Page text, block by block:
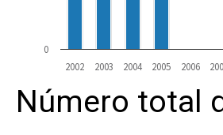
2002 2003 2004 2005 2006
0
Número total